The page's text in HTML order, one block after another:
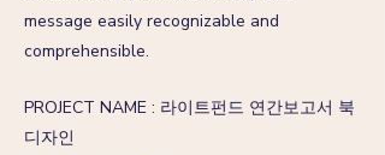
message easily recognizable and
comprehensible.
PROJECT NAME : 라이트펀드 연간보고서 북
디자인